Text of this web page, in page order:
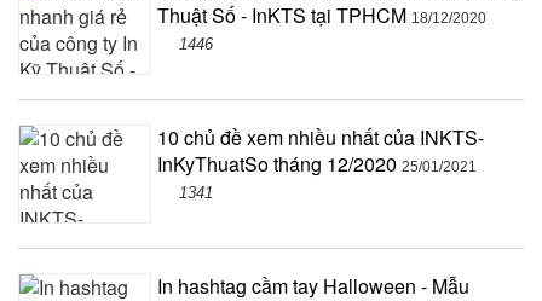
Thuật Số - InKTS tại TPHCM 18/12/2020
1446
10 chủ đề xem nhiều nhất của INKTS-
InKyThuatSo tháng 12/2020 25/01/2021
1341
In hashtag cầm tay Halloween - Mẫu